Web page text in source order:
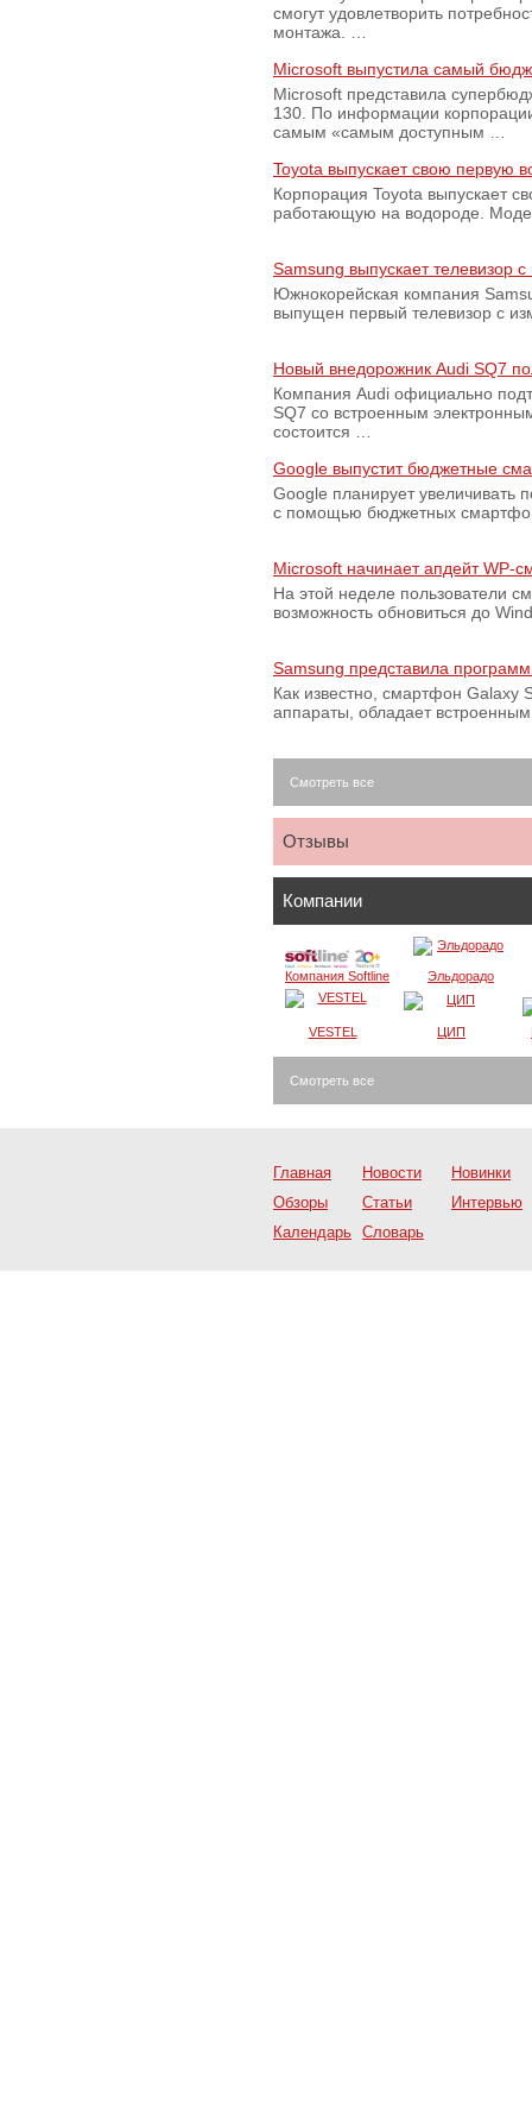
смогут удовлетворить
монтажа. …
Microsoft выпустила самый
Microsoft представила
130. По информации
самым «самым доступным …
Toyota выпускает свою первую
Корпорация Toyota выпускает
работающую на водороде.
Samsung выпускает телевизор
Южнокорейская компания
выпущен первый телевизор с
Новый внедорожник Audi SQ7
Компания Audi официально
SQ7 со встроенным
состоится …
Google выпустит бюджетные
Google планирует увеличивать
с помощью бюджетных
Microsoft начинает апдейт WP-
На этой неделе пользователи
возможность обновиться до
Samsung представила
Как известно, смартфон Galaxy
аппараты, обладает
Смотреть все
Отзывы
Компании
Компания Softline Эльдорадо
VESTEL ЦИП
Смотреть все
Главная Новости
Новинки
Обзоры
Статьи
Интервью
Календарь Словарь